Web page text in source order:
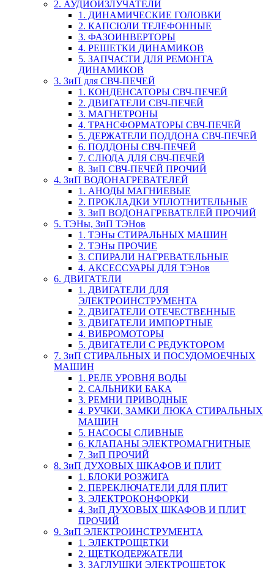
2. АУДИОИЗЛУЧАТЕЛИ
1. ДИНАМИЧЕСКИЕ ГОЛОВКИ
2. КАПСЮЛИ ТЕЛЕФОННЫЕ
3. ФАЗОИНВЕРТОРЫ
4. РЕШЕТКИ ДИНАМИКОВ
5. ЗАПЧАСТИ ДЛЯ РЕМОНТА
ДИНАМИКОВ
3. ЗиП для СВЧ-ПЕЧЕЙ
1. КОНДЕНСАТОРЫ СВЧ-ПЕЧЕЙ
2. ДВИГАТЕЛИ СВЧ-ПЕЧЕЙ
3. МАГНЕТРОНЫ
4. ТРАНСФОРМАТОРЫ СВЧ-ПЕЧЕЙ
5. ДЕРЖАТЕЛИ ПОДДОНА СВЧ-ПЕЧЕЙ
6. ПОДДОНЫ СВЧ-ПЕЧЕЙ
7. СЛЮДА ДЛЯ СВЧ-ПЕЧЕЙ
8. ЗиП СВЧ-ПЕЧЕЙ ПРОЧИЙ
4. ЗиП ВОДОНАГРЕВАТЕЛЕЙ
1. АНОДЫ МАГНИЕВЫЕ
2. ПРОКЛАДКИ УПЛОТНИТЕЛЬНЫЕ
3. ЗиП ВОДОНАГРЕВАТЕЛЕЙ ПРОЧИЙ
5. ТЭНы, ЗиП ТЭНов
1. ТЭНы СТИРАЛЬНЫХ МАШИН
2. ТЭНы ПРОЧИЕ
3. СПИРАЛИ НАГРЕВАТЕЛЬНЫЕ
4. АКСЕССУАРЫ ДЛЯ ТЭНов
6. ДВИГАТЕЛИ
1. ДВИГАТЕЛИ ДЛЯ
ЭЛЕКТРОИНСТРУМЕНТА
2. ДВИГАТЕЛИ ОТЕЧЕСТВЕННЫЕ
3. ДВИГАТЕЛИ ИМПОРТНЫЕ
4. ВИБРОМОТОРЫ
5. ДВИГАТЕЛИ С РЕДУКТОРОМ
7. ЗиП СТИРАЛЬНЫХ И ПОСУДОМОЕЧНЫХ
МАШИН
1. РЕЛЕ УРОВНЯ ВОДЫ
2. САЛЬНИКИ БАКА
3. РЕМНИ ПРИВОДНЫЕ
4. РУЧКИ, ЗАМКИ ЛЮКА СТИРАЛЬНЫХ
МАШИН
5. НАСОСЫ СЛИВНЫЕ
6. КЛАПАНЫ ЭЛЕКТРОМАГНИТНЫЕ
7. ЗиП ПРОЧИЙ
8. ЗиП ДУХОВЫХ ШКАФОВ И ПЛИТ
1. БЛОКИ РОЗЖИГА
2. ПЕРЕКЛЮЧАТЕЛИ ДЛЯ ПЛИТ
3. ЭЛЕКТРОКОНФОРКИ
4. ЗиП ДУХОВЫХ ШКАФОВ И ПЛИТ
ПРОЧИЙ
9. ЗиП ЭЛЕКТРОИНСТРУМЕНТА
1. ЭЛЕКТРОЩЕТКИ
2. ЩЕТКОДЕРЖАТЕЛИ
3. ЗАГЛУШКИ ЭЛЕКТРОЩЕТОК